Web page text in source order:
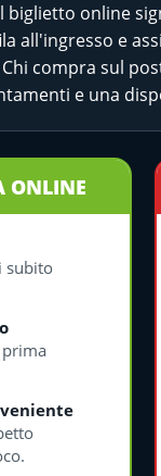
biglietto online
all'ingresso e
compra sul
e una
ONLINE
subito